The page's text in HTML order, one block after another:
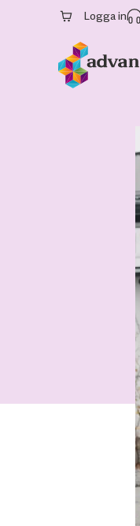
Logga in